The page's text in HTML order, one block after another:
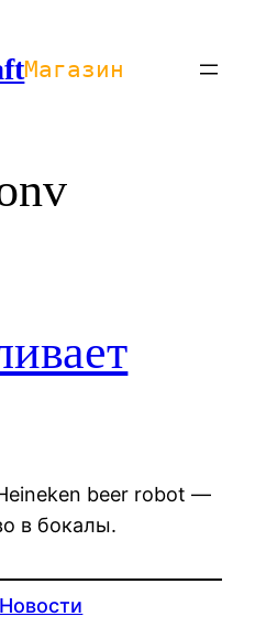
Магазин
beer robot —
в бокалы.
Новости